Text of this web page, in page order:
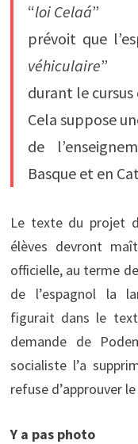
“loi Celaá”
prévoit que
véhiculaire”
durant le
Cela suppose
de
Basque et en
Le texte du projet
élèves devront
officielle, au terme
de l’espagnol la
figurait dans le
demande de
socialiste l’a
refuse d’approuver
Y a pas photo